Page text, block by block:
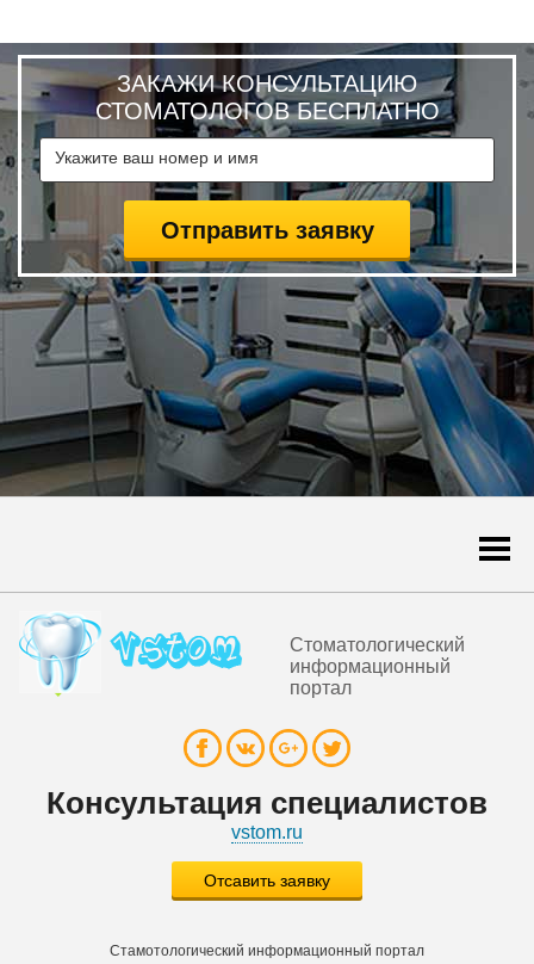
ЗАКАЖИ КОНСУЛЬТАЦИЮ
СТОМАТОЛОГОВ БЕСПЛАТНО
Стоматологический
информационный
портал
Консультация специалистов
vstom.ru
Отсавить заявку
Стамотологический информационный портал